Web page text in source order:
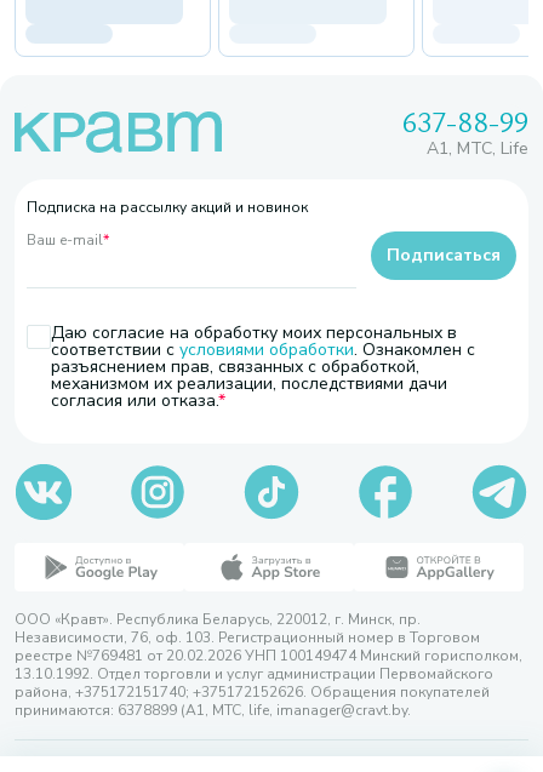
637-88-99
A1, МТС, Life
Подписка на рассылку акций и новинок
Ваш e-mail*
Даю согласие на обработку моих персональных в
соответствии с условиями обработки. Ознакомлен с
разъяснением прав, связанных с обработкой,
механизмом их реализации, последствиями дачи
согласия или отказа.
Подписаться
ООО «Кравт». Республика Беларусь, 220012, г. Минск, пр.
Независимости, 76, оф. 103. Регистрационный номер в Торговом
реестре №769481 от 20.02.2026 УНП 100149474 Минский горисполком,
13.10.1992. Отдел торговли и услуг администрации Первомайского
района, +375172151740; +375172152626. Обращения покупателей
принимаются: 6378899 (А1, МТС, life, imanager@cravt.by.